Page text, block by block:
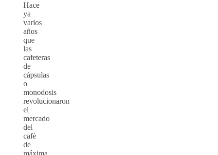
Hace
ya
varios
años
que
las
cafeteras
de
cápsulas
o
monodosis
revolucionaron
el
mercado
del
café
de
máxima